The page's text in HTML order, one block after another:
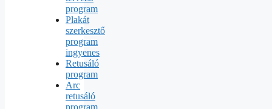
program
Plakát
szerkesztő
program
ingyenes
Retusáló
program
Arc
retusáló